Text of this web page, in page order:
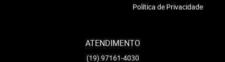
Política de Privacidade
ATENDIMENTO
(19) 97161-4030